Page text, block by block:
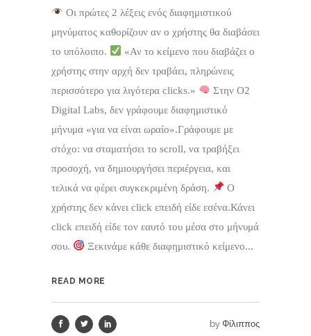
Οι πρώτες 2 λέξεις ενός διαφημιστικού
μηνύματος καθορίζουν αν ο χρήστης θα διαβάσει
το υπόλοιπο.
«Αν το κείμενο που διαβάζει ο
χρήστης στην αρχή δεν τραβάει, πληρώνεις
περισσότερο για λιγότερα clicks.»
Στην O2
Digital Labs, δεν γράφουμε διαφημιστικό
μήνυμα «για να είναι ωραίο».Γράφουμε με
στόχο: να σταματήσει το scroll, να τραβήξει
προσοχή, να δημιουργήσει περιέργεια, και
τελικά να φέρει συγκεκριμένη δράση.
Ο
χρήστης δεν κάνει click επειδή είδε εσένα.Κάνει
click επειδή είδε τον εαυτό του μέσα στο μήνυμά
σου.
Ξεκινάμε κάθε διαφημιστικό κείμενο...
READ MORE
by Φίλιππος